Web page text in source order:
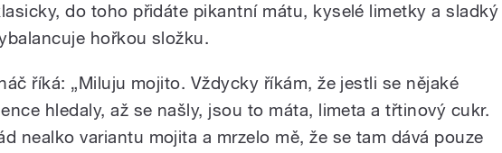
do toho přidáte pikantní mátu, kyselé limetky a sladký
hořkou složku.
říká: „Miluju mojito. Vždycky říkám, že jestli se nějaké
hledaly, až se našly, jsou to máta, limeta a třtinový cukr.
nealko variantu mojita a mrzelo mě, že se tam dává pouze